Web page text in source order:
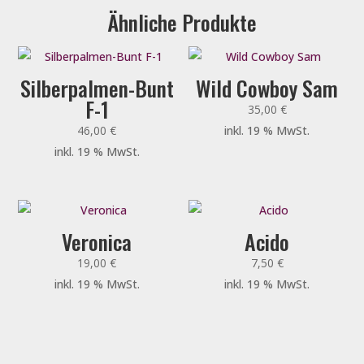
Ähnliche Produkte
Silberpalmen-Bunt
F-1
46,00€
inkl. 19 % MwSt.
Wild Cowboy Sam
35,00 €
inkl. 19 % MwSt.
Veronica
19,00€
inkl. 19 % MwSt.
Acido
7,50 €
inkl. 19 % MwSt.